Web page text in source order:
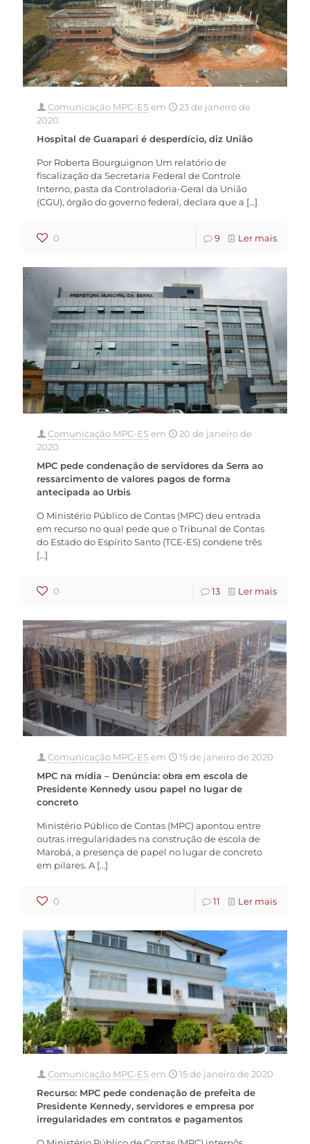
Comunicação MPC-ESem
23 de janeiro de
2020
Hospital de Guarapari é desperdício, diz União
Por Roberta Bourguignon Um relatório de
fiscalização da Secretaria Federal de Controle
Interno, pasta da Controladoria-Geral da União
(CGU), órgão do governo federal, declara que a […]
0 9 Ler mais
Comunicação MPC-ESem
20 de janeiro de
2020
MPC pede condenação de servidores da Serra ao
ressarcimento de valores pagos de forma
antecipada ao Urbis
O Ministério Público de Contas (MPC) deu entrada
em recurso no qual pede que o Tribunal de Contas
do Estado do Espírito Santo (TCE-ES) condene três
[…]
0 13 Ler mais
Comunicação MPC-ESem
15 de janeiro de 2020
MPC na mídia – Denúncia: obra em escola de
Presidente Kennedy usou papel no lugar de
concreto
Ministério Público de Contas (MPC) apontou entre
outras irregularidades na construção de escola de
Marobá, a presença de papel no lugar de concreto
em pilares. A […]
0 11 Ler mais
Comunicação MPC-ESem
15 de janeiro de 2020
Recurso: MPC pede condenação de prefeita de
Presidente Kennedy, servidores e empresa por
irregularidades em contratos e pagamentos